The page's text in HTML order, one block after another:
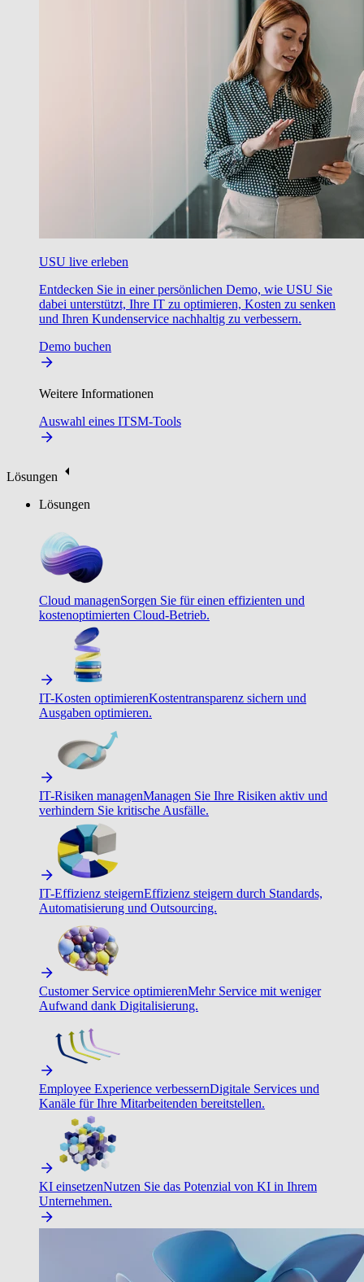
USU live erleben
Entdecken Sie in einer persönlichen Demo, wie USU Sie
dabei unterstützt, Ihre IT zu optimieren, Kosten zu senken
und Ihren Kundenservice nachhaltig zu verbessern.
Demo buchen
Weitere Informationen
Auswahl eines ITSM-Tools
Lösungen
Lösungen
Cloud managenSorgen Sie für einen effizienten und
kostenoptimierten Cloud-Betrieb.
IT-Kosten optimierenKostentransparenz sichern und
Ausgaben optimieren.
IT-Risiken managenManagen Sie Ihre Risiken aktiv und
verhindern Sie kritische Ausfälle.
IT-Effizienz steigernEffizienz steigern durch Standards,
Automatisierung und Outsourcing.
Customer Service optimierenMehr Service mit weniger
Aufwand dank Digitalisierung.
Employee Experience verbessernDigitale Services und
Kanäle für Ihre Mitarbeitenden bereitstellen.
KI einsetzenNutzen Sie das Potenzial von KI in Ihrem
Unternehmen.